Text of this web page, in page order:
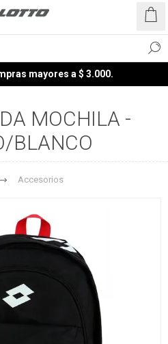
mayores a $ 3.000.
MOCHILA -
BLANCO
Accesorios